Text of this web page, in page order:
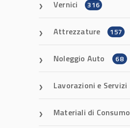
Vernici 316
Attrezzature 157
Noleggio Auto 68
Lavorazioni e Servizi
Materiali di Consumo